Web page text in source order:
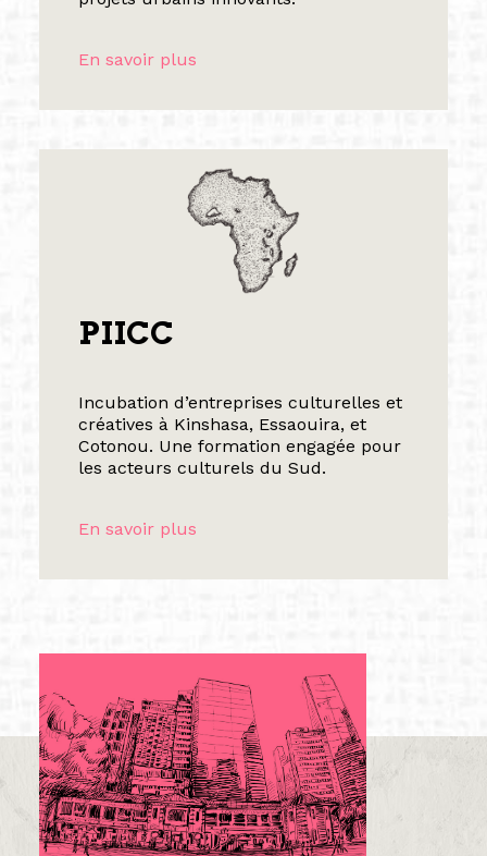
En savoir plus
PIICC
Incubation d’entreprises culturelles et
créatives à Kinshasa, Essaouira, et
Cotonou. Une formation engagée pour
les acteurs culturels du Sud.
En savoir plus